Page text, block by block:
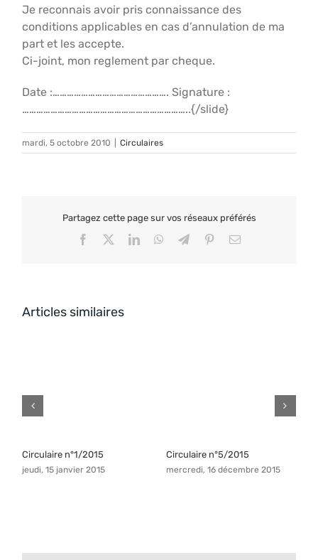
Je reconnais avoir pris connaissance des
conditions applicables en cas d’annulation de ma
part et les accepte.
Ci-joint, mon reglement par cheque.
Date :…………………………………………. Signature :
……………………………………………………………..{/slide}
mardi, 5 octobre 2010 Circulaires
Partagez cette page sur vos réseaux préférés
Facebook LinkedInWhatsApp
TelegramPinterestEmail
Articles similaires
Circulaire n°1/2015
jeudi, 15 janvier 2015
Circulaire n°5/2015
mercredi, 16 décembre 2015